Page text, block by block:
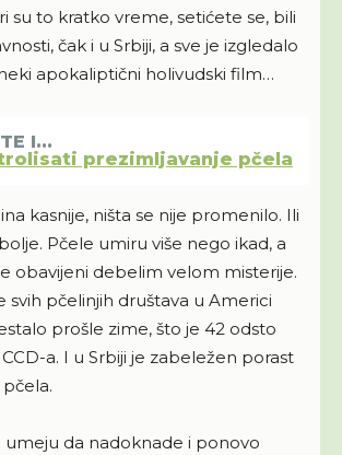
su to kratko vreme, setićete se, bili
čak i u Srbiji, a sve je izgledalo
apokaliptični holivudski film…
I...
prezimljavanje pčela
kasnije, ništa se nije promenilo. Ili
Pčele umiru više nego ikad, a
obavijeni debelim velom misterije.
svih pčelinjih društava u Americi
prošle zime, što je 42 odsto
a. I u Srbiji je zabeležen porast
umeju da nadoknade i ponovo